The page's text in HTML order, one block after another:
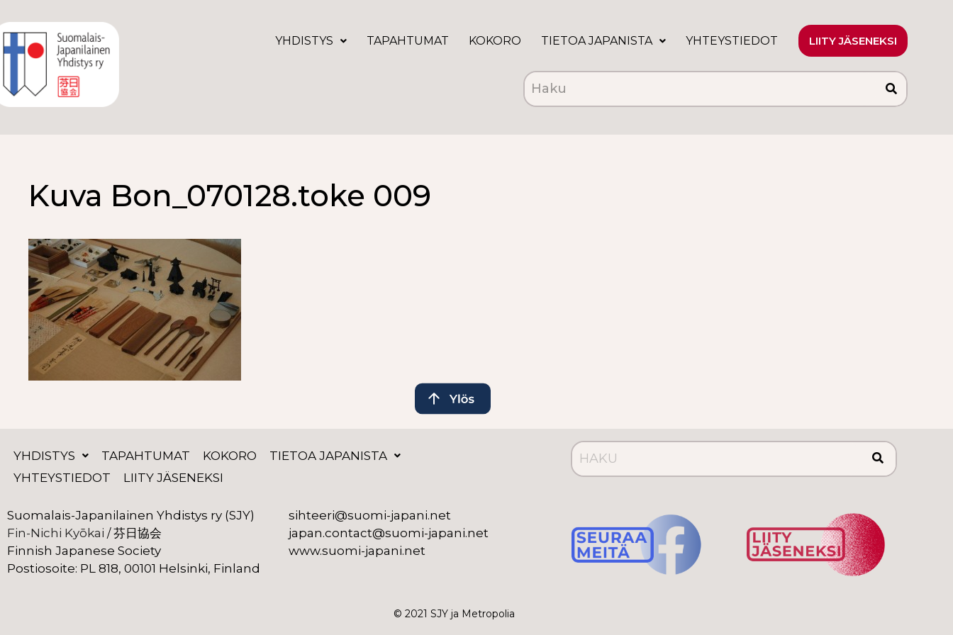
YHDISTYS TAPAHTUMAT KOKORO TIETOA JAPANISTA YHTEYSTIEDOT LIITY JÄSENEKSI
Kuva Bon_070128.toke 009
YHDISTYS TAPAHTUMAT KOKORO
TIETOA JAPANISTA
YHTEYSTIEDOT
LIITY JÄSENEKSI
Suomalais-Japanilainen Yhdistys ry (SJY)
Fin-Nichi Kyōkai / 芬日協会
Finnish Japanese Society
Postiosoite: PL 818, 00101 Helsinki, Finland
sihteeri@suomi-japani.net
japan.contact@suomi-japani.net
www.suomi-japani.net
© 2021 SJY ja Metropolia